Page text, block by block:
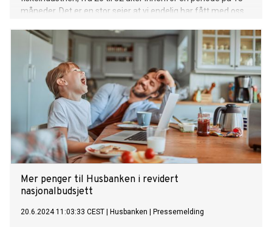
måneder. Det er en stor seier at vi endelig har fått med oss
bidra til å sikre inntekt til personer som har vært lenge
permittert, og ikke minst skape økt forutsigbarhet for
arbeidsgiverne.
Mer penger til Husbanken i revidert
nasjonalbudsjett
20.6.2024 11:03:33 CEST Husbanken Pressemelding